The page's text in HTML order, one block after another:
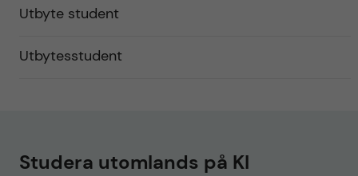
Utbyte student
Utbytesstudent
Studera utomlands på KI